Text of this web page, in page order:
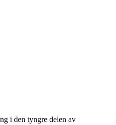
i den tyngre delen av